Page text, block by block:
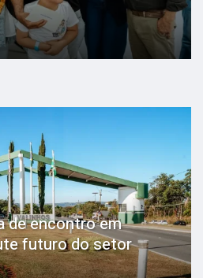
de encontro em
futuro do setor